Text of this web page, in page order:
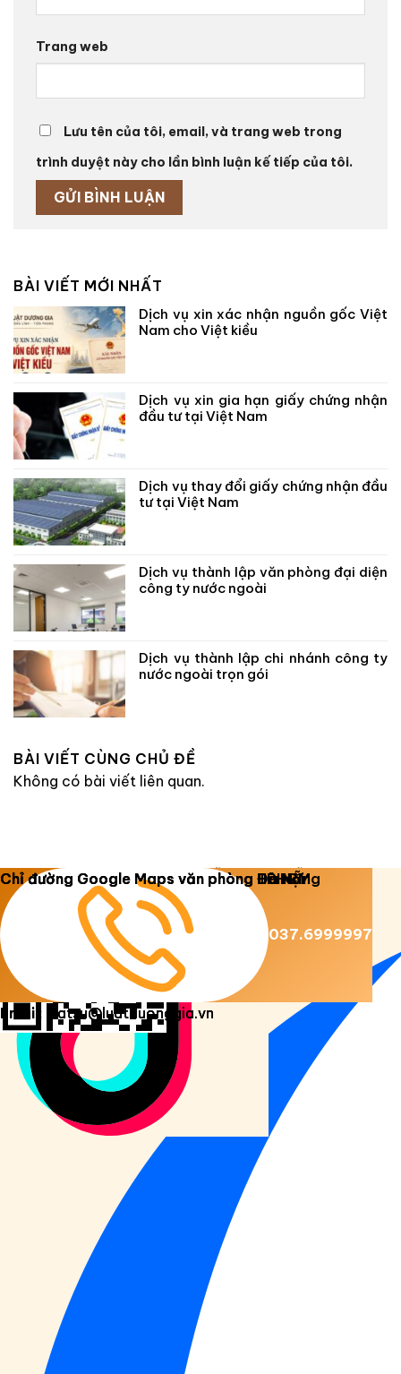
Trang web
Lưu tên của tôi, email, và trang web trong
trình duyệt này cho lần bình luận kế tiếp của tôi.
BÀI VIẾT MỚI NHẤT
Dịch vụ xin xác nhận nguồn gốc Việt
Nam cho Việt kiều
Dịch vụ xin gia hạn giấy chứng nhận
đầu tư tại Việt Nam
Dịch vụ thay đổi giấy chứng nhận đầu
tư tại Việt Nam
Dịch vụ thành lập văn phòng đại diện
công ty nước ngoài
Dịch vụ thành lập chi nhánh công ty
nước ngoài trọn gói
BÀI VIẾT CÙNG CHỦ ĐỀ
Không có bài viết liên quan.
Copyright 2026 © Luật Dương Gia